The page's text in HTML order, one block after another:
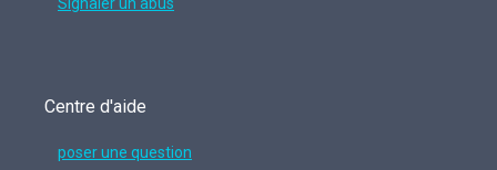
Signaler un abus
Centre d'aide
poser une question